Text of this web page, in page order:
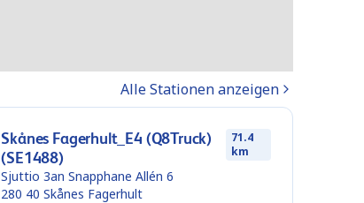
Alle Stationen anzeigen
Skånes Fagerhult_E4 (Q8Truck)
(SE1488)
71.4
km
Sjuttio 3an Snapphane Allén 6
280 40 Skånes Fagerhult